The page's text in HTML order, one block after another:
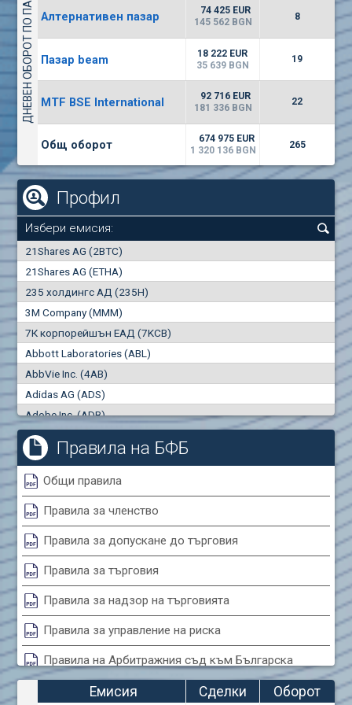
(CHIM) Химимпорт
-1.60% 0 6150
1 2028BGN
3 2400EUR
3368
344226
ДНЕВЕН ОБОРОТ ПО ПАЗАРИ Алтернативен пазар
74 425 EUR
145 562 BGN
8
Пазар beam
18 222 EUR
35 639 BGN
19
MTF BSE International
92 716 EUR
181 336 BGN
22
Общ оборот
674 975 EUR
1 320 136 BGN
265
Профил
Избери емисия:
21Shares AG (2BTC)
21Shares AG (ETHA)
235 холдингс АД (235H)
3M Company (MMM)
7К корпорейшън ЕАД (7KCB)
Abbott Laboratories (ABL)
AbbVie Inc. (4AB)
Adidas AG (ADS)
Adobe Inc. (ADB)
Advanced Micro Devices Inc. (AMD)
Agrana Beteiligungs AG (AGB2)
Air Canada Inc. (ADH2)
Air France (AFR0)
Air Liquide SA (AIL)
Airbus SE (AIR)
Aixtron SE (AIXA)
Algonquin Power & Utilities Corp (751)
Alibaba Group Holding Ltd. (AHLA)
Allianz SE (ALV)
Alphabet Inc. (ABEA)
Alphabet Inc. (ABEC)
Altria Group Inc. (PHM7)
Amazon.com Inc. (AMZ)
0000
0.000
Най-добра
"купува"
0
Най-добра
0
Сделки
0
Оборот (евро)
0
Правила на БФБ
Общи правила
Правила за членство
Правила за допускане до търговия
Правила за търговия
Правила за надзор на търговията
Правила за управление на риска
Правила на Арбитражния съд към Българска
фондова борса
Емисия Сделки
Оборот